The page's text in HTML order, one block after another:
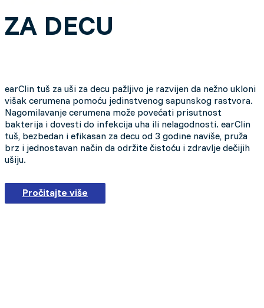
ZA DECU
earClin tuš za uši za decu pažljivo je razvijen da nežno ukloni
višak cerumena pomoću jedinstvenog sapunskog rastvora.
Nagomilavanje cerumena može povećati prisutnost
bakterija i dovesti do infekcija uha ili nelagodnosti. earClin
tuš, bezbedan i efikasan za decu od 3 godine naviše, pruža
brz i jednostavan način da održite čistoću i zdravlje dečijih
ušiju.
Pročitajte više